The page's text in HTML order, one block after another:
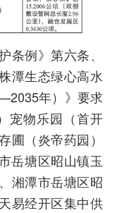
例》第六条、
潭生态绿心高水
年）》要求
宠物乐园（首开
圃（炎帝药园）
岳塘区昭山镇玉
湘潭市岳塘区昭
易经开区集中供